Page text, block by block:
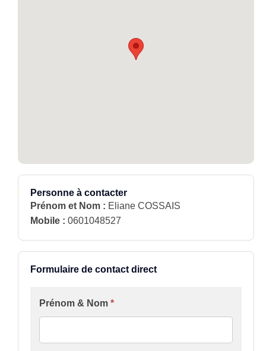
Personne à contacter
Prénom et Nom : Eliane COSSAIS
Mobile : 0601048527
Formulaire de contact direct
Formulaire
[Contact
Prénom & Nom *